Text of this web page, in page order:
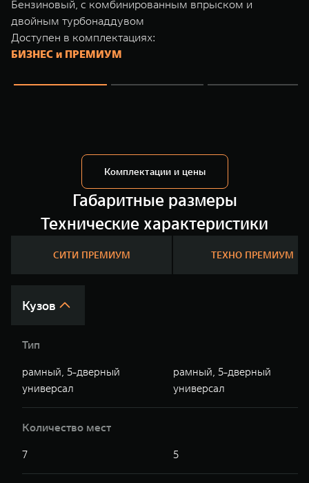
WEY 07
от 6 149 000 ₽
TANK Финансы
Корпоративным клиентам
TANK Страхование
Сервис
Специальные предложения
Моторные масла
Бензиновый, с комбинированным впрыском и
двойным турбонаддувом
Доступен в комплектациях:
БИЗНЕС и ПРЕМИУМ
Комплектации и цены
Габаритные размеры
Технические характеристики
СИТИ ПРЕМИУМ ТЕХНО ПРЕМИУМ
Кузов
Тип
рамный, 5-дверный
универсал
рамный, 5-дверный
универсал
Количество мест
7 5